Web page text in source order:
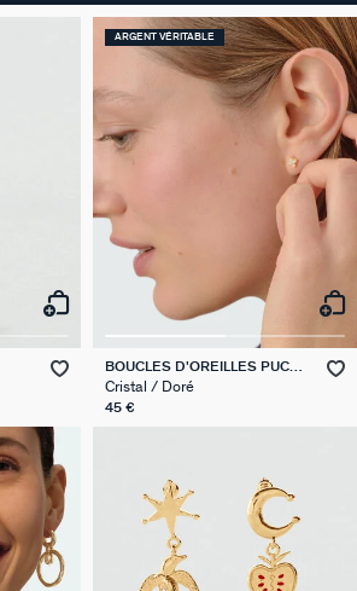
ARGENT VÉRITABLE
BOUCLES D'OREILLES PUCES
BELOVED
Cristal / Doré
45 €